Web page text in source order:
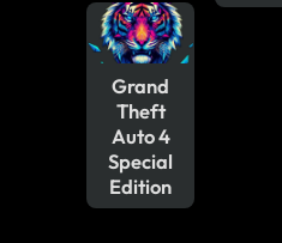
Grand
Theft
Auto 4
Special
Edition